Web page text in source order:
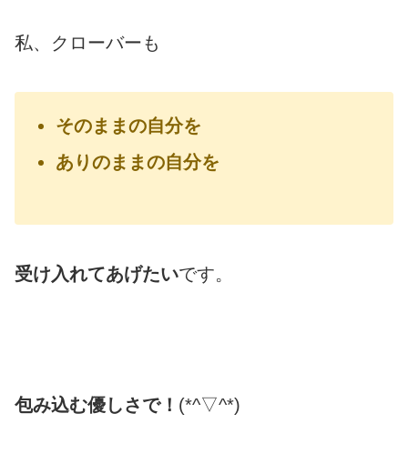
私、クローバーも
そのままの自分を
ありのままの自分を
受け入れてあげたいです。
包み込む優しさで！ (*^▽^*)